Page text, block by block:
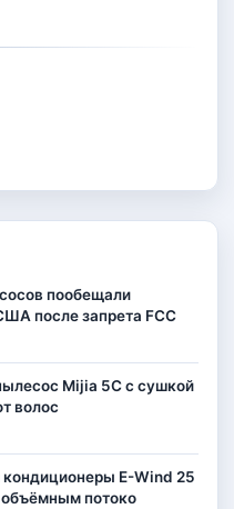
пообещали
после запрета FCC
Mijia 5C с сушкой
волос
кондиционеры E-Wind 25
объёмным потоко